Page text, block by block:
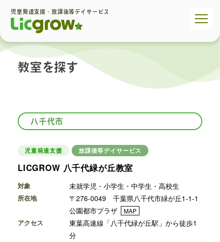
児童発達支援・放課後等デイサービス
教室を探す
八千代市
児童発達支援 放課後等デイサービス
LICGROW 八千代緑が丘教室
対象 未就学児・小学生・中学生・高校生
所在地
〒276-0049 千葉県八千代市緑が丘1-1-1
公園都市プラザ
MAP
アクセス
東葉高速線「八千代緑が丘駅」から徒歩1
分